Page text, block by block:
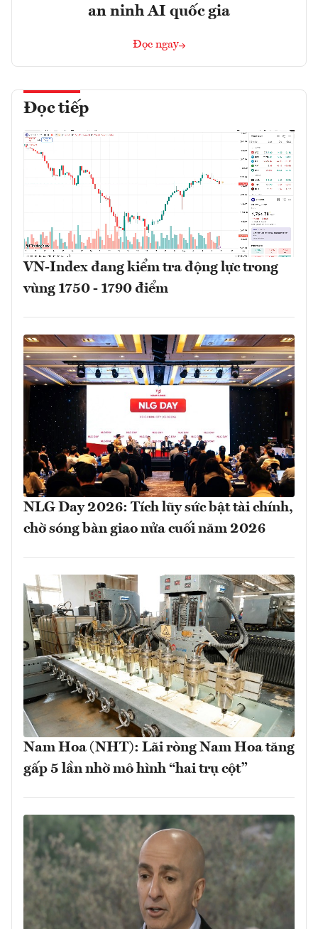
an ninh AI quốc gia
Đọc ngay
Đọc tiếp
VN-Index đang kiểm tra động lực trong
vùng 1750 - 1790 điểm
NLG Day 2026: Tích lũy sức bật tài chính,
chờ sóng bàn giao nửa cuối năm 2026
Nam Hoa (NHT): Lãi ròng Nam Hoa tăng
gấp 5 lần nhờ mô hình “hai trụ cột”